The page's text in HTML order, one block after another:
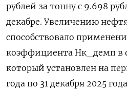
рублей за тонну с 9.698
декабре. Увеличению
способствовало
коэффициента Нк_демп в
который установлен на
года по 31 декабря 2025